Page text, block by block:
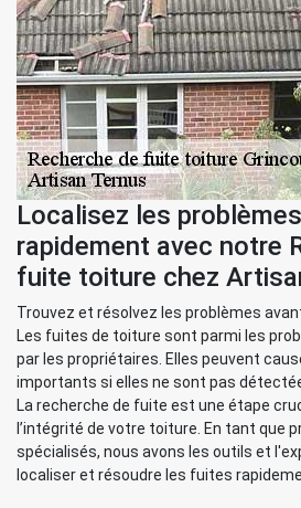
Localisez les
rapidement avec notre
fuite toiture chez
Trouvez et résolvez les problèmes
Les fuites de toiture sont parmi les
par les propriétaires. Elles peuvent
importants si elles ne sont pas
La recherche de fuite est une étape
l’intégrité de votre toiture. En tant que
spécialisés, nous avons les outils et
localiser et résoudre les fuites